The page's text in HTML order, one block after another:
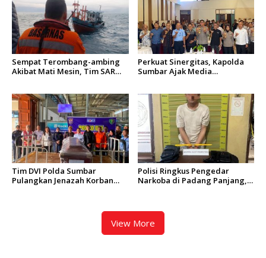
Sempat Terombang-ambing
Akibat Mati Mesin, Tim SAR
Perkuat Sinergitas, Kapolda
Sumbar Ajak Media
Tim DVI Polda Sumbar
Pulangkan Jenazah Korban
Polisi Ringkus Pengedar
Narkoba di Padang Panjang,
View More